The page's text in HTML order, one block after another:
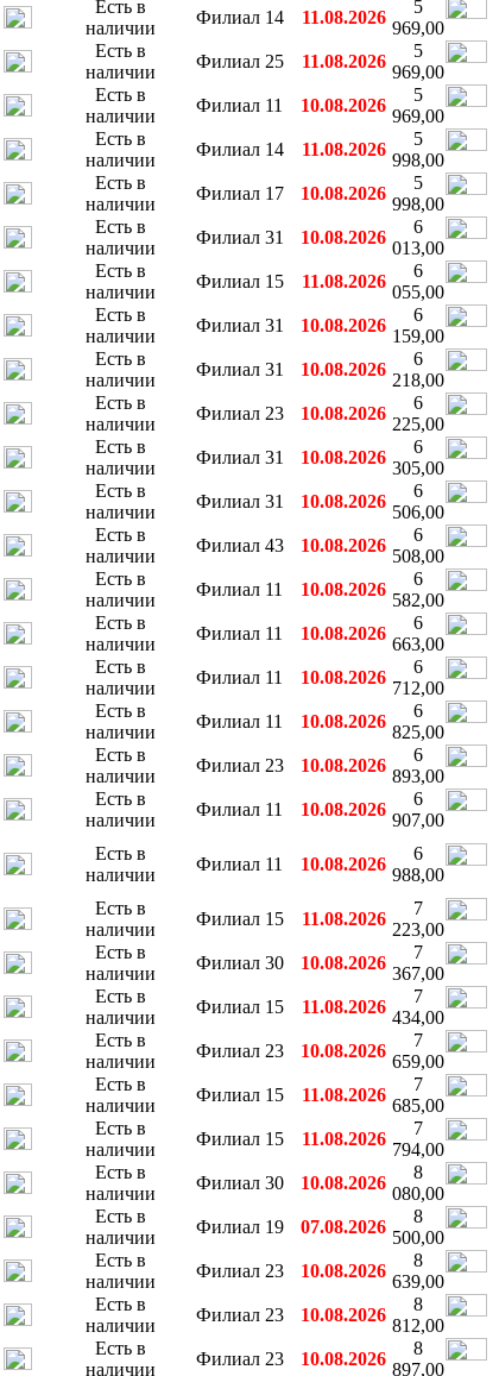
Есть в
наличии
Филиал 14 11.08.2026
5
969,00
Есть в
наличии
Филиал 25 11.08.2026
5
969,00
Есть в
наличии
Филиал 11 10.08.2026
5
969,00
Есть в
наличии
Филиал 14 11.08.2026
5
998,00
Есть в
наличии
Филиал 17 10.08.2026
5
998,00
Есть в
наличии
Филиал 31 10.08.2026
6
013,00
Есть в
наличии
Филиал 15 11.08.2026
6
055,00
Есть в
наличии
Филиал 31 10.08.2026
6
159,00
Есть в
наличии
Филиал 31 10.08.2026
6
218,00
Есть в
наличии
Филиал 23 10.08.2026
6
225,00
Есть в
наличии
Филиал 31 10.08.2026
6
305,00
Есть в
наличии
Филиал 31 10.08.2026
6
506,00
Есть в
наличии
Филиал 43 10.08.2026
6
508,00
Есть в
наличии
Филиал 11 10.08.2026
6
582,00
Есть в
наличии
Филиал 11 10.08.2026
6
663,00
Есть в
наличии
Филиал 11 10.08.2026
6
712,00
Есть в
наличии
Филиал 11 10.08.2026
6
825,00
Есть в
наличии
Филиал 23 10.08.2026
6
893,00
Есть в
наличии
Филиал 11 10.08.2026
6
907,00
Есть в
наличии
Филиал 11 10.08.2026
6
988,00
Есть в
наличии
Филиал 15 11.08.2026
7
223,00
Есть в
наличии
Филиал 30 10.08.2026
7
367,00
Есть в
наличии
Филиал 15 11.08.2026
7
434,00
Есть в
наличии
Филиал 23 10.08.2026
7
659,00
Есть в
наличии
Филиал 15 11.08.2026
7
685,00
Есть в
наличии
Филиал 15 11.08.2026
7
794,00
Есть в
наличии
Филиал 30 10.08.2026
8
080,00
Есть в
наличии
Филиал 19 07.08.2026
8
500,00
Есть в
наличии
Филиал 23 10.08.2026
8
639,00
Есть в
наличии
Филиал 23 10.08.2026
8
812,00
Есть в
наличии
Филиал 23 10.08.2026
8
897,00